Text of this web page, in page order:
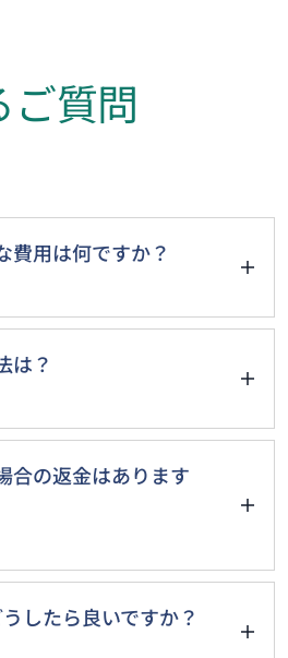
ご質問
費用は何ですか？
）⇒
）⇒体験後即決入
は？
。
合の返金はあります
残額の内、20%の解約
額が返金されます。
したら良いですか？